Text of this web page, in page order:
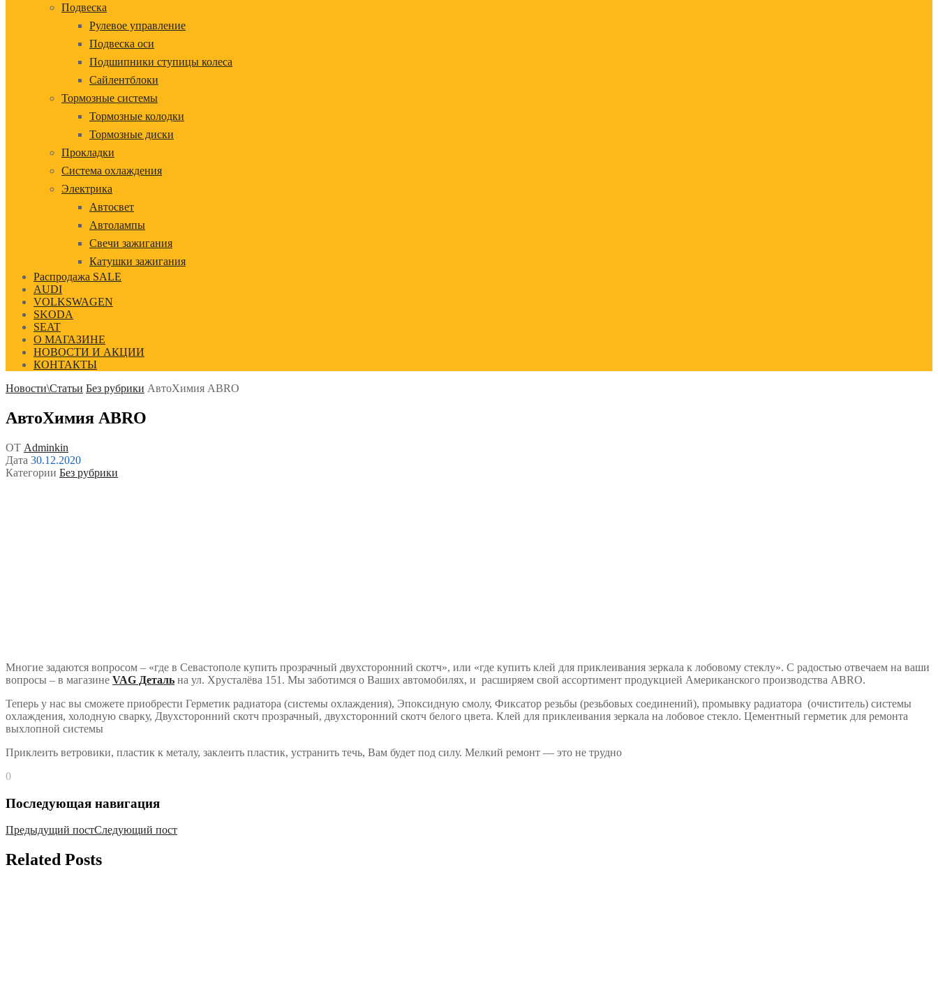
Подвеска
Рулевое управление
Подвеска оси
Подшипники ступицы колеса
Сайлентблоки
Тормозные системы
Тормозные колодки
Тормозные диски
Прокладки
Система охлаждения
Электрика
Автосвет
Автолампы
Свечи зажигания
Катушки зажигания
Распродажа SALE
AUDI
VOLKSWAGEN
SKODA
SEAT
О МАГАЗИНЕ
НОВОСТИ И АКЦИИ
КОНТАКТЫ
Новости\Статьи Без рубрики АвтоХимия ABRO
АвтоХимия ABRO
ОТ Adminkin
Дата 30.12.2020
Категории Без рубрики
Многие задаются вопросом – «где в Севастополе купить прозрачный двухсторонний скотч», или «где купить клей для приклеивания зеркала к лобовому стеклу». С радостью отвечаем на ваши
вопросы – в магазине VAG Деталь на ул. Хрусталёва 151. Мы заботимся о Ваших автомобилях, и расширяем свой ассортимент продукцией Американского производства ABRO.
Теперь у нас вы сможете приобрести Герметик радиатора (системы охлаждения), Эпоксидную смолу, Фиксатор резьбы (резьбовых соединений), промывку радиатора (очиститель) системы
охлаждения, холодную сварку, Двухсторонний скотч прозрачный, двухсторонний скотч белого цвета. Клей для приклеивания зеркала на лобовое стекло. Цементный герметик для ремонта
выхлопной системы
Приклеить ветровики, пластик к металу, заклеить пластик, устранить течь, Вам будет под силу. Мелкий ремонт — это не трудно
0
Последующая навигация
Предыдущий постСледующий пост
Related Posts